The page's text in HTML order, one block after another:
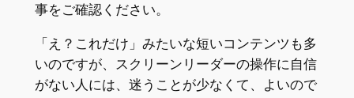
事をご確認ください。
「え？これだけ」みたいな短いコンテンツも多
いのですが、スクリーンリーダーの操作に自信
がない人には、迷うことが少なくて、よいので